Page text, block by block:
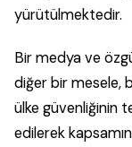
yürütülmektedir.
Bir medya ve
diğer bir mesele,
ülke güvenliğinin
edilerek